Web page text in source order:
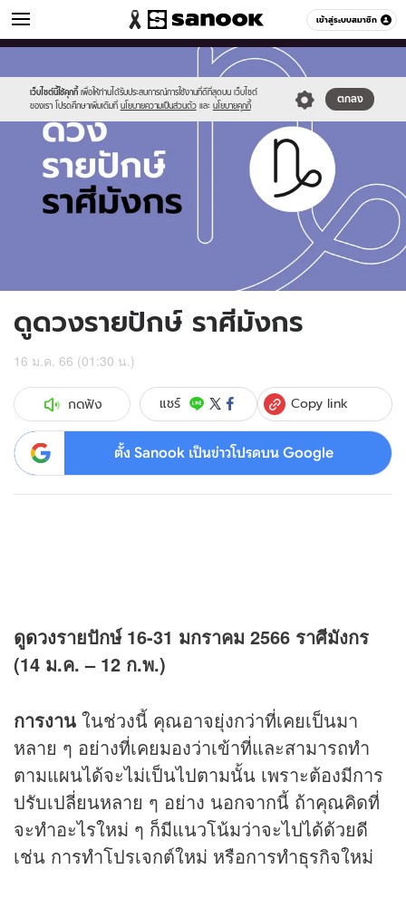
เข้าสู่ระบบสมาชิก
ดูดวง หมวดอื่นๆ
เว็บไซต์นี้ใช้คุกกี้ เพื่อให้ท่านได้รับประสบการณ์การใช้งานที่ดีที่สุดบน เว็บไซต์
ของเรา โปรดศึกษาเพิ่มเติมที่ นโยบายความเป็นส่วนตัว และ นโยบายคุกกี้
ตกลง
new-
sanook.png
//s.isanook.com/ho/0/ud/fxd/fortnightly/fortnightly-
capricorn.jpg
ดูดวงรายปักษ์ ราศีมังกร
16 ม.ค. 66 (01:30 น.)
กดฟัง แชร์ Copy link
ตั้ง Sanook เป็นข่าวโปรดบน Google
ดูดวงรายปักษ์ 16-31 มกราคม 2566 ราศีมังกร
(14 ม.ค. – 12 ก.พ.)
การงาน ในช่วงนี้ คุณอาจยุ่งกว่าที่เคยเป็นมา
หลาย ๆ อย่างที่เคยมองว่าเข้าที่และสามารถทำ
ตามแผนได้จะไม่เป็นไปตามนั้น เพราะต้องมีการ
ปรับเปลี่ยนหลาย ๆ อย่าง นอกจากนี้ ถ้าคุณคิดที่
จะทำอะไรใหม่ ๆ ก็มีแนวโน้มว่าจะไปได้ด้วยดี
เช่น การทำโปรเจกต์ใหม่ หรือการทำธุรกิจใหม่